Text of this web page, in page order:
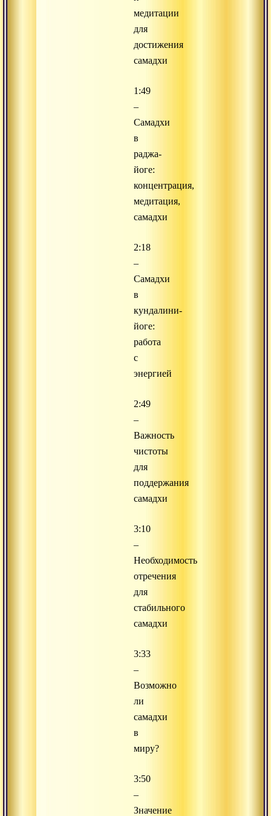
медитации
для
достижения
самадхи
1:49
–
Самадхи
в
раджа-
йоге:
концентрация,
медитация,
самадхи
2:18
–
Самадхи
в
кундалини-
йоге:
работа
с
энергией
2:49
–
Важность
чистоты
для
поддержания
самадхи
3:10
–
Необходимость
отречения
для
стабильного
самадхи
3:33
–
Возможно
ли
самадхи
в
миру?
3:50
–
Значение